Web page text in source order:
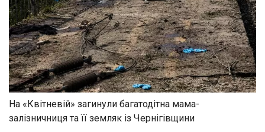
На «Квітневій» загинули багатодітна мама-
залізничниця та її земляк із Чернігівщини